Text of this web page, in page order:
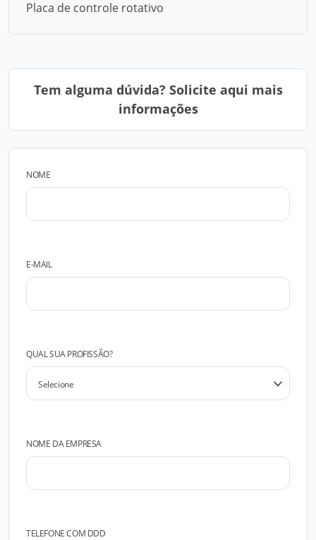
Placa de controle rotativo
Tem alguma dúvida? Solicite aqui mais
informações
NOME
E-MAIL
QUAL SUA PROFISSÃO?
NOME DA EMPRESA
TELEFONE COM DDD